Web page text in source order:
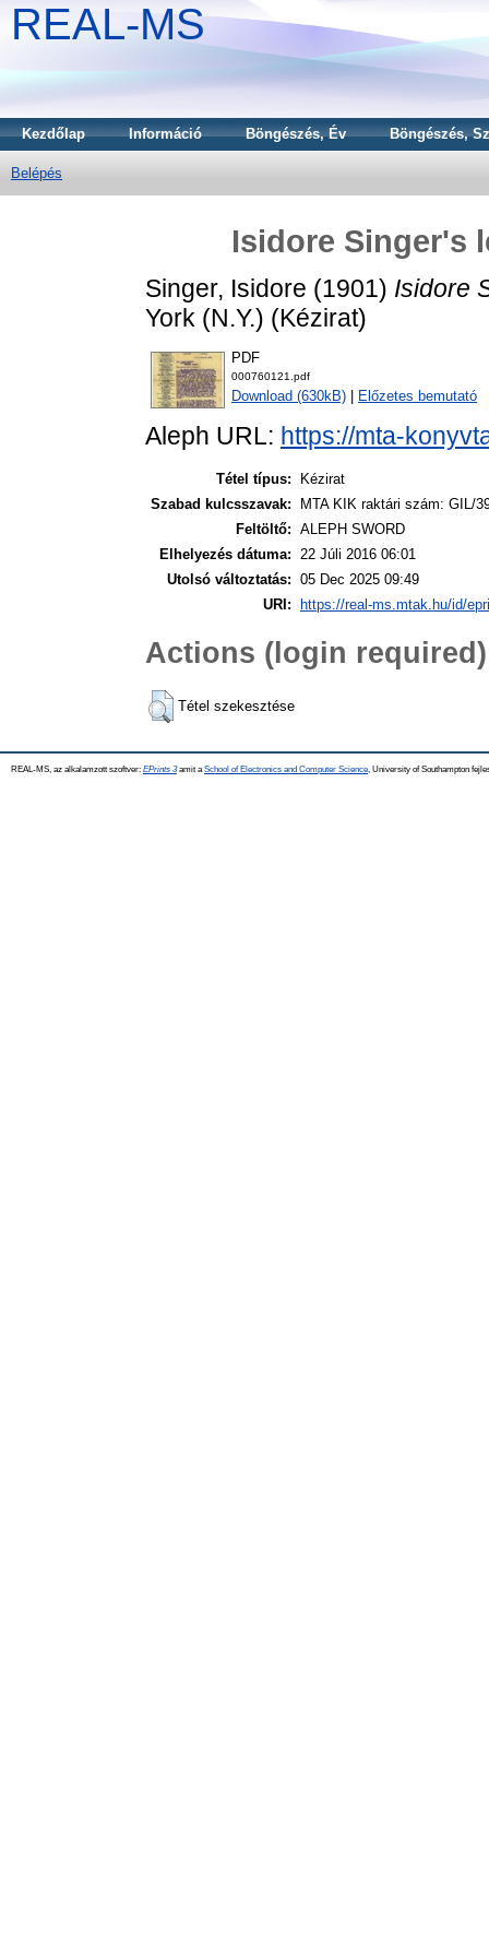
REAL-MS
Kezdőlap Információ Böngészés, Év Böngészés,
Belépés
Isidore Singer's
Singer, Isidore (1901) Isidore
York (N.Y.) (Kézirat)
PDF
000760121.pdf
Download (630kB) Előzetes bemutató
Aleph URL: https://mta-
Tétel típus:
Kézirat
Szabad kulcsszavak:
MTA KIK raktári szám: GIL/
Feltöltő: ALEPH SWORD
Elhelyezés dátuma: 22 Júli 2016 06:01
Utolsó változtatás: 05 Dec 2025 09:49
URI:
https://real-ms.mtak.hu/id/
Actions (login required)
Tétel szekesztése
REAL-MS, az alkalamzott szoftver: EPrints 3amit a School of Electronics and Computer Science , University of Southampton